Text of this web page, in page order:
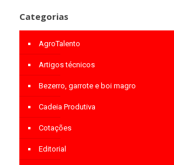
Categorias
AgroTalento
Artigos técnicos
Bezerro, garrote e boi magro
Cadeia Produtiva
Cotações
Editorial